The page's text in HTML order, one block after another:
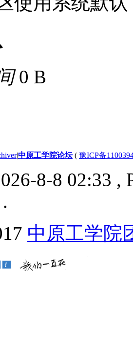
0 B
|中原工学院论坛( 豫ICP备
8-8 02:33 ,
中原工学院